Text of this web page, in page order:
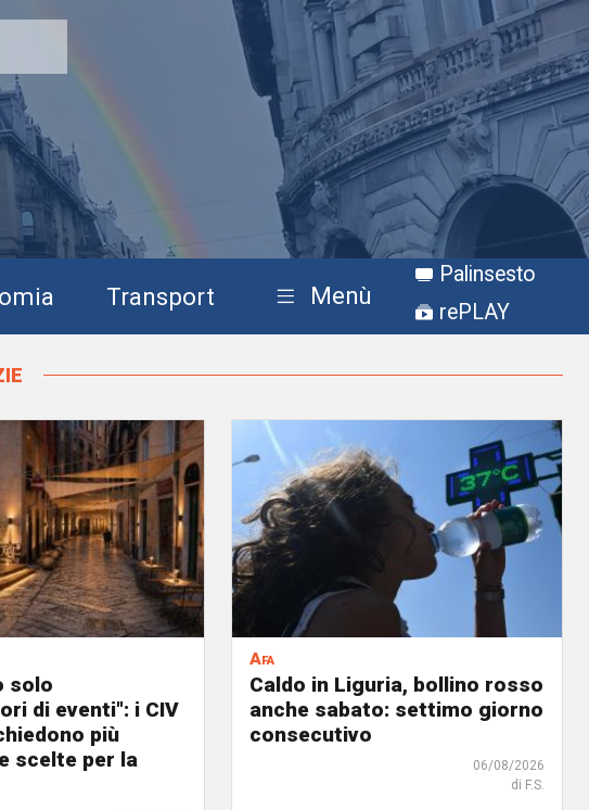
Transport Menù
Palinsesto
rePLAY
solo
di eventi": i CIV
più
scelte per la
Afa
Caldo in Liguria, bollino rosso
anche sabato: settimo giorno
consecutivo
06/08/2026
di F.S.